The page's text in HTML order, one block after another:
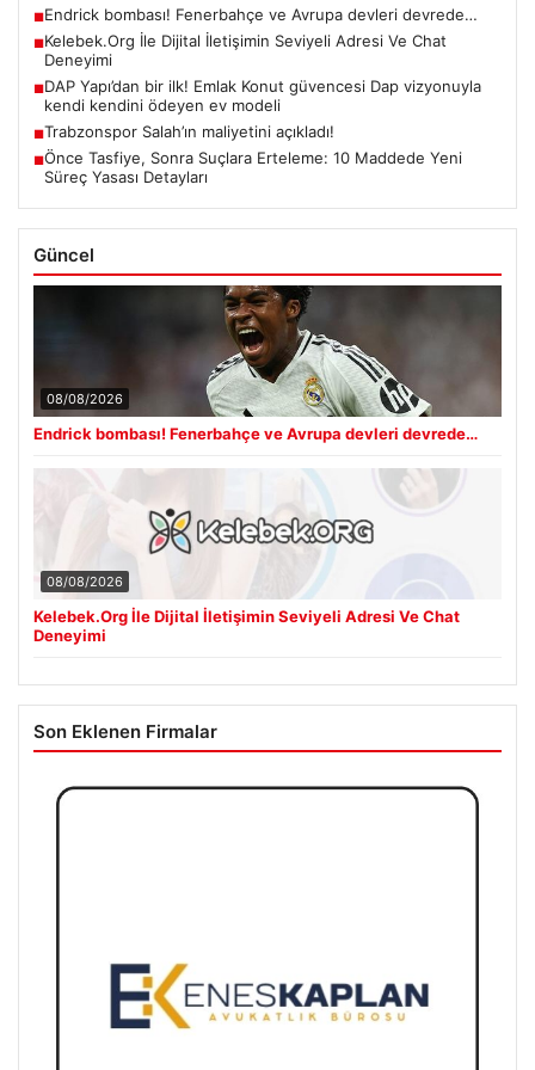
■Endrick bombası! Fenerbahçe ve Avrupa devleri devrede…
■Kelebek.Org İle Dijital İletişimin Seviyeli Adresi Ve Chat
Deneyimi
■DAP Yapı’dan bir ilk! Emlak Konut güvencesi Dap vizyonuyla
kendi kendini ödeyen ev modeli
■Trabzonspor Salah’ın maliyetini açıkladı!
■Önce Tasfiye, Sonra Suçlara Erteleme: 10 Maddede Yeni
Süreç Yasası Detayları
Güncel
08/08/2026
Endrick bombası! Fenerbahçe ve Avrupa devleri devrede…
08/08/2026
Kelebek.Org İle Dijital İletişimin Seviyeli Adresi Ve Chat
Deneyimi
Son Eklenen Firmalar